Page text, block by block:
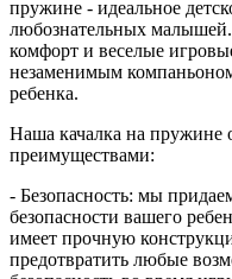
пружине - идеальное
любознательных малышей.
комфорт и веселые
незаменимым
ребенка.
Наша качалка на пружине
преимуществами:
- Безопасность: мы
безопасности вашего
имеет прочную
предотвратить любые